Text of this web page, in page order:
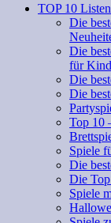
TOP 10 Listen
Die
Die
für
Die
Die
Top 10
Spiele
Die
Die
Spiele